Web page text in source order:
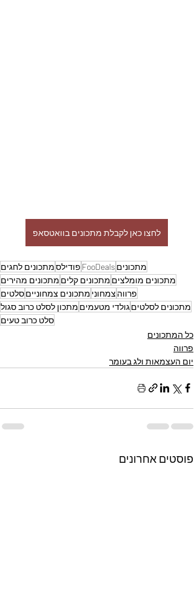
לחצו כאן לקבלת מתכונים בוואטסאפ
מתכונים FooDeals פודילסמתכונים לחגים
מתכונים מומלצים מתכונים קלים מתכונים מהירים
פרווה צמחוני מתכונים צמחונייםסלטים
מתכונים לסלטיםגולדי מטעמים מתכון לסלט כרוב סגול
סלט כרוב טעים
כל המתכונים
פרווה
יום העצמאות ולג בעומר
פוסטים אחרונים